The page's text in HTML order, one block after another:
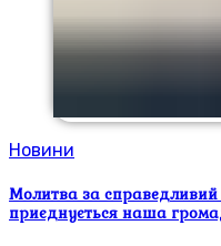
Новини
Молитва за справедливий
приєднується наша